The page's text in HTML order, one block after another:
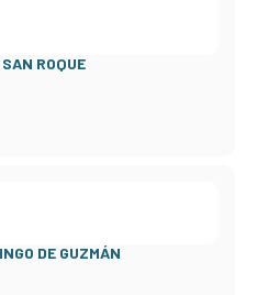
ROQUE
DE GUZMÁN